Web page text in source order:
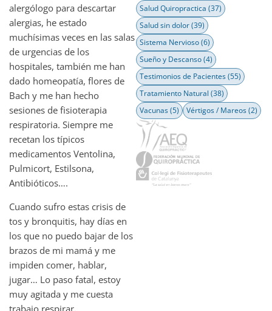
alergólogo para descartar
alergias, he estado
muchísimas veces en las salas
de urgencias de los
hospitales, también me han
dado homeopatía, flores de
Bach y me han hecho
sesiones de fisioterapia
respiratoria. Siempre me
recetan los típicos
medicamentos Ventolina,
Pulmicort, Estilsona,
Antibióticos….
Cuando sufro estas crisis de
tos y bronquitis, hay días en
los que no puedo bajar de los
brazos de mi mamá y me
impiden comer, hablar,
jugar… Lo paso fatal, estoy
muy agitada y me cuesta
trabajo respirar.
Salud Quiropractica (37)
Salud sin dolor(39)
Sistema Nervioso(6)
Sueño y Descanso(4)
Testimonios de Pacientes(55)
Tratamiento Natural (38)
Vacunas(5) Vértigos / Mareos(2)